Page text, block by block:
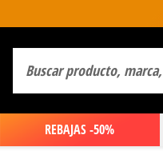
REBAJAS -50%